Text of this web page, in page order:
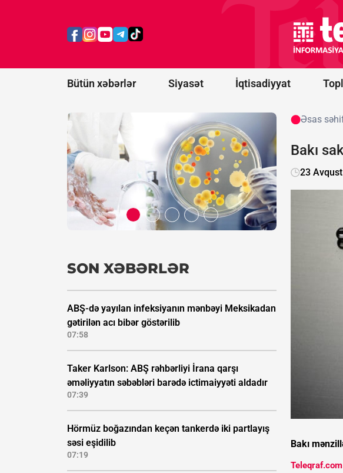
Bütün xəbərlər Siyasət İqtisadiyyat
Meksikadan
göstərilib
Hörmüz
keçən
tankerdə
partlayış
səsi eşidilib
SON XƏBƏRLƏR
ABŞ-də yayılan infeksiyanın mənbəyi Meksikadan
gətirilən acı bibər göstərilib
07:58
Taker Karlson: ABŞ rəhbərliyi İrana qarşı
əməliyyatın səbəbləri barədə ictimaiyyəti aldadır
07:39
Hörmüz boğazından keçən tankerdə iki partlayış
səsi eşidilib
07:19
Əsas
Bakı
23
Bakı
Teleqraf.com